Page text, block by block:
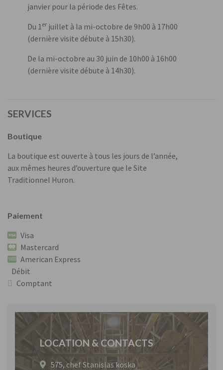
janvier pour la période des Fêtes.
Du 1 er juillet à la mi-octobre de 9h00 à 17h00
(dernière visite débute à 15h30).
De la mi-octobre au 30 juin de 10h00 à 16h00
(dernière visite débute à 14h30).
SERVICES
Boutique
La boutique est ouverte à tous les jours de l’année,
aux mêmes heures d’ouverture que le Site
Traditionnel Huron.
Paiement
Visa
Mastercard
American Express
Débit
Comptant
LOCATION & CONTACTS
575, chef Stanislas koska